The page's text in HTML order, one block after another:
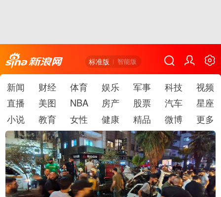
标准版 智能版
新闻 财经 体育 娱乐 军事 科技
视频
直播
美图 NBA 房产 股票 汽车
星座
小说
教育 女性 健康 精品 微博 更多